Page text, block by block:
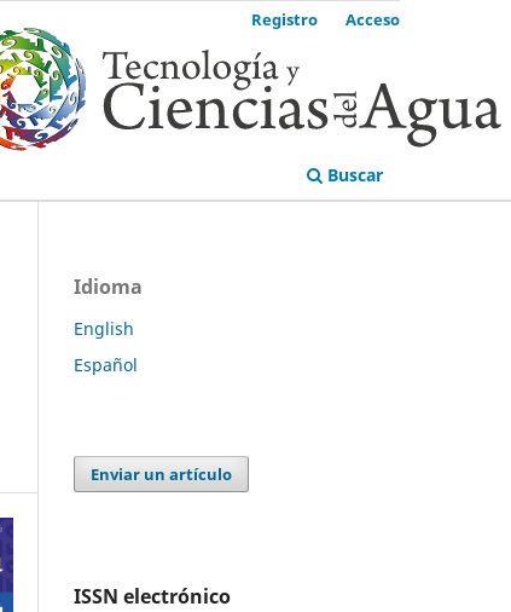
Buscar
Registro Acceso
Idioma
English
Español
Enviar un artículo
ISSN electrónico